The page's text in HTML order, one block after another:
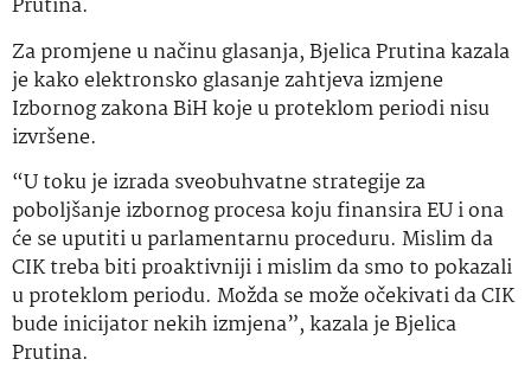
Prutina.
Za promjene u načinu glasanja, Bjelica Prutina kazala
je kako elektronsko glasanje zahtjeva izmjene
Izbornog zakona BiH koje u proteklom periodi nisu
izvršene.
“U toku je izrada sveobuhvatne strategije za
poboljšanje izbornog procesa koju finansira EU i ona
će se uputiti u parlamentarnu proceduru. Mislim da
CIK treba biti proaktivniji i mislim da smo to pokazali
u proteklom periodu. Možda se može očekivati da CIK
bude inicijator nekih izmjena”, kazala je Bjelica
Prutina.